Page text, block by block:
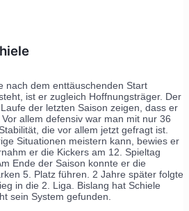
nach dem enttäuschenden Start
ist er zugleich Hoffnungsträger. Der
der letzten Saison zeigen, dass er
allem defensiv war man mit nur 36
die vor allem jetzt gefragt ist.
Situationen meistern kann, bewies er
er die Kickers am 12. Spieltag
Ende der Saison konnte er die
5. Platz führen. 2 Jahre später folgte
in die 2. Liga. Bislang hat Schiele
sein System gefunden.